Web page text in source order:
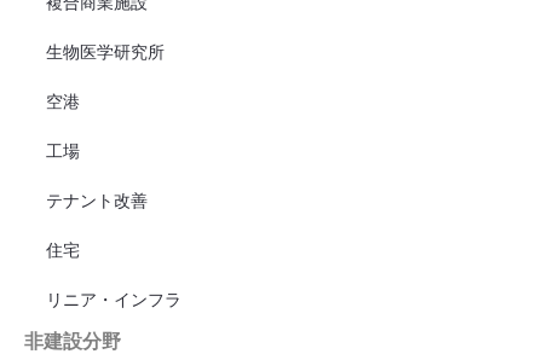
生物医学研究所
空港
工場
テナント改善
住宅
リニア・インフラ
非建設分野